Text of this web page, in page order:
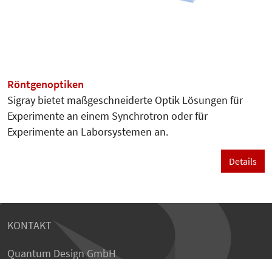
Röntgenoptiken
Sigray bietet maßgeschneiderte Optik Lösungen für
Experimente an einem Synchrotron oder für
Experimente an Laborsystemen an.
Details
KONTAKT
Quantum Design GmbH